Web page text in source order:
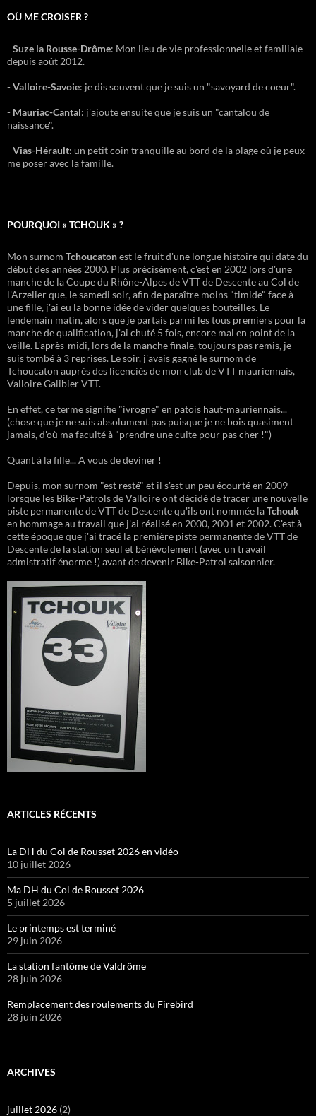
OÙ ME CROISER ?
-Suze la Rousse-Drôme: Mon lieu de vie professionnelle et familiale
depuis août 2012.
-Valloire-Savoie: je dis souvent que je suis un "savoyard de coeur".
- Mauriac-Cantal: j'ajoute ensuite que je suis un "cantalou de
naissance".
-Vias-Hérault: un petit coin tranquille au bord de la plage où je peux
me poser avec la famille.
POURQUOI « TCHOUK » ?
Mon surnom Tchoucatonest le fruit d'une longue histoire qui date du
début des années 2000. Plus précisément, c'est en 2002 lors d'une
manche de la Coupe du Rhône-Alpes de VTT de Descente au Col de
l'Arzelier que, le samedi soir, afin de paraître moins "timide" face à
une fille, j'ai eu la bonne idée de vider quelques bouteilles. Le
lendemain matin, alors que je partais parmi les tous premiers pour la
manche de qualification, j'ai chuté 5 fois, encore mal en point de la
veille. L'après-midi, lors de la manche finale, toujours pas remis, je
suis tombé à 3 reprises. Le soir, j'avais gagné le surnom de
Tchoucaton auprès des licenciés de mon club de VTT mauriennais,
Valloire Galibier VTT.
En effet, ce terme signifie "ivrogne" en patois haut-mauriennais...
(chose que je ne suis absolument pas puisque je ne bois quasiment
jamais, d'où ma faculté à "prendre une cuite pour pas cher !")
Quant à la fille... A vous de deviner !
Depuis, mon surnom "est resté" et il s'est un peu écourté en 2009
lorsque les Bike-Patrols de Valloire ont décidé de tracer une nouvelle
piste permanente de VTT de Descente qu'ils ont nommée laTchouk
en hommage au travail que j'ai réalisé en 2000, 2001 et 2002. C'est à
cette époque que j'ai tracé la première piste permanente de VTT de
Descente de la station seul et bénévolement (avec un travail
admistratif énorme !) avant de devenir Bike-Patrol saisonnier.
ARTICLES RÉCENTS
La DH du Col de Rousset 2026 en vidéo
10 juillet 2026
Ma DH du Col de Rousset 2026
5 juillet 2026
Le printemps est terminé
29 juin 2026
La station fantôme de Valdrôme
28 juin 2026
Remplacement des roulements du Firebird
28 juin 2026
ARCHIVES
juillet 2026 (2)